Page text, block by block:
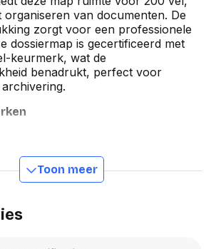
organiseren van documenten. De
zorgt voor een professionele
dossiermap is gecertificeerd met
keurmerk, wat de
benadrukt, perfect voor
Toon meer